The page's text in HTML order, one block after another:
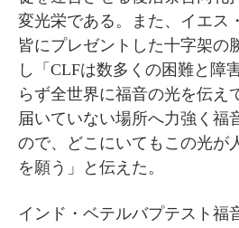
変光栄である。また、イエス
皆にプレゼントした十字架の
し「CLFは数多くの困難と障
らず全世界に福音の光を伝え
届いていない場所へ力強く福
ので、どこにいてもこの光が
を願う」と伝えた。
インド・ベテルバプテスト福